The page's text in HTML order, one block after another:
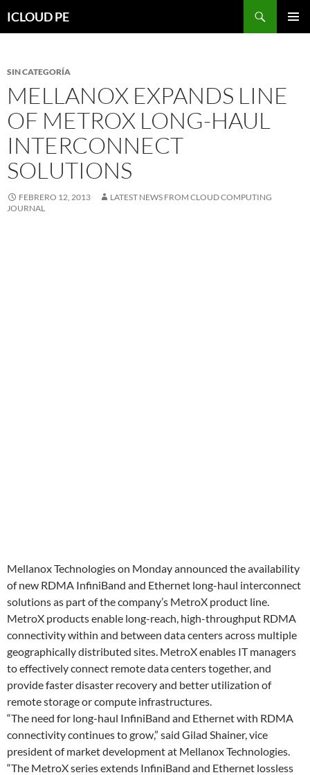
hacia
ICLOUD PE
SIN CATEGORÍA
MELLANOX EXPANDS LINE
OF METROX LONG-HAUL
INTERCONNECT
SOLUTIONS
FEBRERO 12, 2013
LATEST NEWS FROM CLOUD COMPUTING
JOURNAL
Mellanox Technologies on Monday announced the availability
of new RDMA InfiniBand and Ethernet long-haul interconnect
solutions as part of the company’s MetroX product line.
MetroX products enable long-reach, high-throughput RDMA
connectivity within and between data centers across multiple
geographically distributed sites. MetroX enables IT managers
to effectively connect remote data centers together, and
provide faster disaster recovery and better utilization of
remote storage or compute infrastructures.
“The need for long-haul InfiniBand and Ethernet with RDMA
connectivity continues to grow,” said Gilad Shainer, vice
president of market development at Mellanox Technologies.
“The MetroX series extends InfiniBand and Ethernet lossless